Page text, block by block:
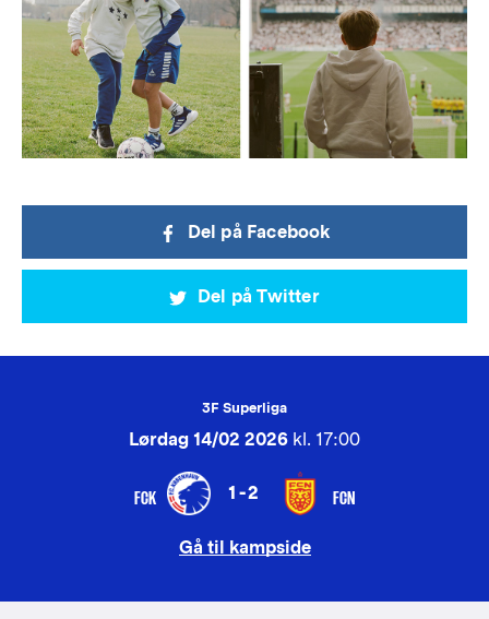
Del på Facebook
Del på Twitter
3F Superliga
Lørdag 14/02 2026 kl. 17:00
FCK 1-2 FCN
Gå til kampside